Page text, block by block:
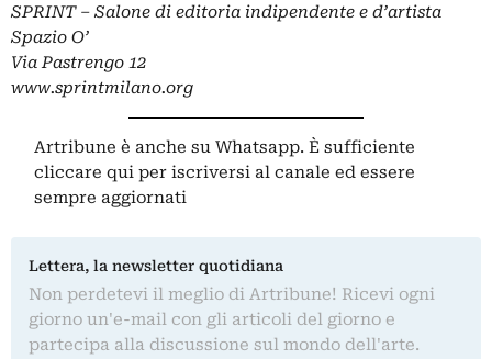
SPRINT – Salone di editoria indipendente e d’artista
Spazio O’
Via Pastrengo 12
www.sprintmilano.org
Artribune è anche su Whatsapp. È sufficiente
cliccare qui per iscriversi al canale ed essere
sempre aggiornati
Lettera, la newsletter quotidiana
Non perdetevi il meglio di Artribune! Ricevi ogni
giorno un'e-mail con gli articoli del giorno e
partecipa alla discussione sul mondo dell'arte.